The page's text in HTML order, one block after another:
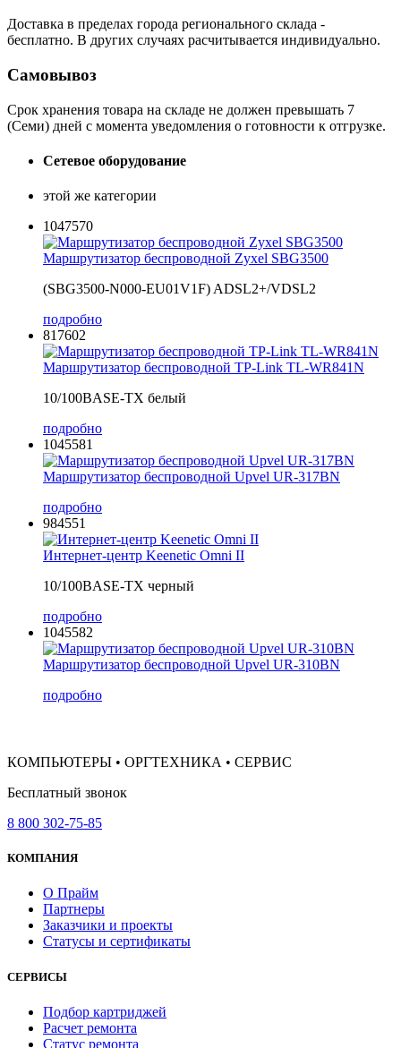
Доставка в пределах города регионального склада -
бесплатно. В других случаях расчитывается индивидуально.
Самовывоз
Срок хранения товара на складе не должен превышать 7
(Семи) дней с момента уведомления о готовности к отгрузке.
Сетевое оборудование
этой же категории
1047570
Маршрутизатор беспроводной Zyxel SBG3500
(SBG3500-N000-EU01V1F) ADSL2+/VDSL2
подробно
817602
Маршрутизатор беспроводной TP-Link TL-WR841N
10/100BASE-TX белый
подробно
1045581
Маршрутизатор беспроводной Upvel UR-317BN
подробно
984551
Интернет-центр Keenetic Omni II
10/100BASE-TX черный
подробно
1045582
Маршрутизатор беспроводной Upvel UR-310BN
подробно
КОМПЬЮТЕРЫ • ОРГТЕХНИКА • СЕРВИС
Бесплатный звонок
8 800 302-75-85
КОМПАНИЯ
О Прайм
Партнеры
Заказчики и проекты
Статусы и сертификаты
СЕРВИСЫ
Подбор картриджей
Расчет ремонта
Статус ремонта